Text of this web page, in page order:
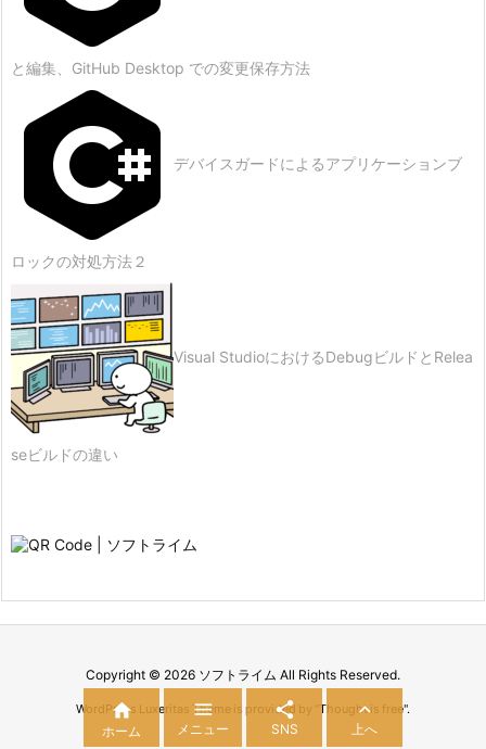
と編集、GitHub Desktop での変更保存方法
デバイスガードによるアプリケーションブ
ロックの対処方法２
Visual StudioにおけるDebugビルドとRelea
seビルドの違い
Copyright © 2026 ソフトライム All Rights Reserved.
WordPress Luxeritas Theme is provided by " Thought is free".

ホーム

メニュー

SNS

上へ